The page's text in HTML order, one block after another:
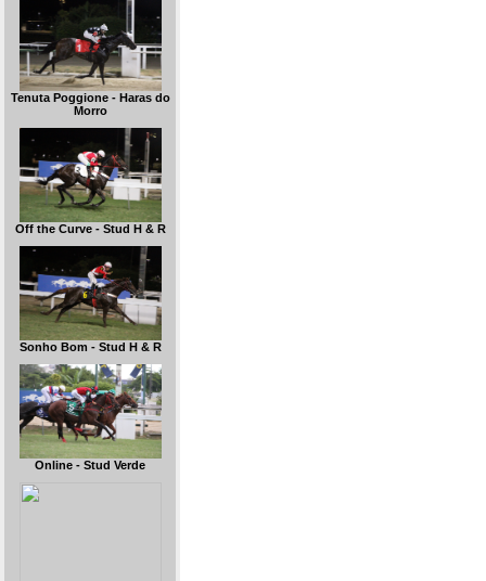
Tenuta Poggione - Haras do
Morro
Off the Curve - Stud H & R
Sonho Bom - Stud H & R
Online - Stud Verde